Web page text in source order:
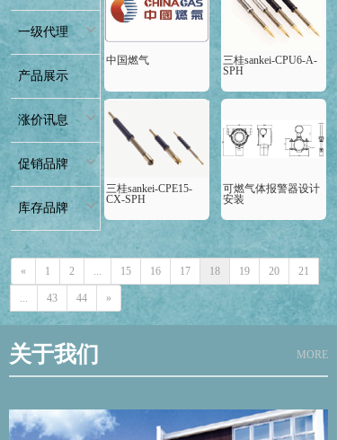
一级代理
产品展示
涨价讯息
促销品牌
库存品牌
中国燃气
三桂sankei-CPU6-A-
SPH
三桂sankei-CPE15-
CX-SPH
可燃气体报警器设计
安装
« 1 2 ... 15 16 17 18 19 20 21
... 43 44 »
关于我们 MORE